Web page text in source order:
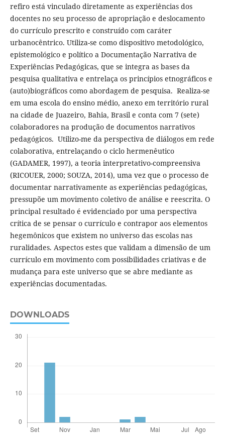
refiro está vinculado diretamente as experiências dos
docentes no seu processo de apropriação e deslocamento
do currículo prescrito e construído com caráter
urbanocêntrico. Utiliza-se como dispositivo metodológico,
epistemológico e político a Documentação Narrativa de
Experiências Pedagógicas, que se integra as bases da
pesquisa qualitativa e entrelaça os princípios etnográficos e
(auto)biográficos como abordagem de pesquisa. Realiza-se
em uma escola do ensino médio, anexo em território rural
na cidade de Juazeiro, Bahia, Brasil e conta com 7 (sete)
colaboradores na produção de documentos narrativos
pedagógicos. Utilizo-me da perspectiva de diálogos em rede
colaborativa, entrelaçando o ciclo hermenêutico
(GADAMER, 1997), a teoria interpretativo-compreensiva
(RICOUER, 2000; SOUZA, 2014), uma vez que o processo de
documentar narrativamente as experiências pedagógicas,
pressupõe um movimento coletivo de análise e reescrita. O
principal resultado é evidenciado por uma perspectiva
crítica de se pensar o currículo e contrapor aos elementos
hegemônicos que existem no universo das escolas nas
ruralidades. Aspectos estes que validam a dimensão de um
currículo em movimento com possibilidades criativas e de
mudança para este universo que se abre mediante as
experiências documentadas.
DOWNLOADS